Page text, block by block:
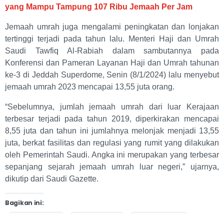
yang Mampu Tampung 107 Ribu Jemaah Per Jam
Jemaah umrah juga mengalami peningkatan dan lonjakan
tertinggi terjadi pada tahun lalu. Menteri Haji dan Umrah
Saudi Tawfiq Al-Rabiah dalam sambutannya pada
Konferensi dan Pameran Layanan Haji dan Umrah tahunan
ke-3 di Jeddah Superdome, Senin (8/1/2024) lalu menyebut
jemaah umrah 2023 mencapai 13,55 juta orang.
“Sebelumnya, jumlah jemaah umrah dari luar Kerajaan
terbesar terjadi pada tahun 2019, diperkirakan mencapai
8,55 juta dan tahun ini jumlahnya melonjak menjadi 13,55
juta, berkat fasilitas dan regulasi yang rumit yang dilakukan
oleh Pemerintah Saudi. Angka ini merupakan yang terbesar
sepanjang sejarah jemaah umrah luar negeri,” ujarnya,
dikutip dari Saudi Gazette.
Bagikan ini: